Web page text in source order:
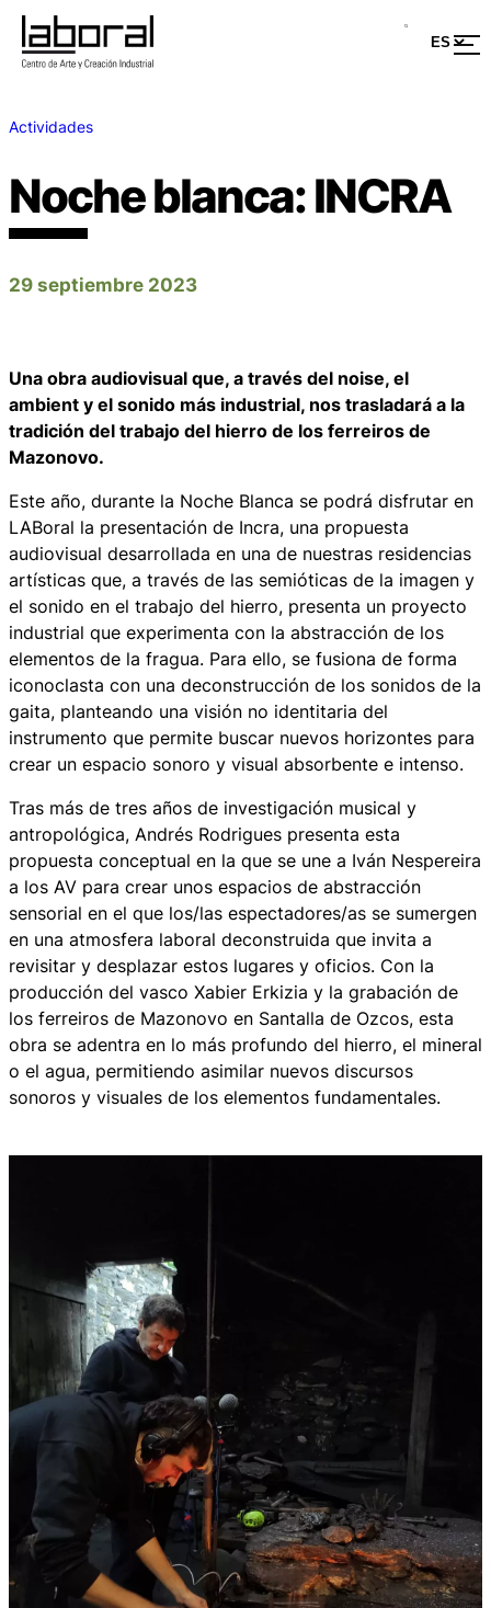
Actividades
Noche blanca: INCRA
29 septiembre 2023
Una obra audiovisual que, a través del noise, el
ambient y el sonido más industrial, nos trasladará a la
tradición del trabajo del hierro de los ferreiros de
Mazonovo.
Este año, durante la Noche Blanca se podrá disfrutar en
LABoral la presentación de Incra, una propuesta
audiovisual desarrollada en una de nuestras residencias
artísticas que, a través de las semióticas de la imagen y
el sonido en el trabajo del hierro, presenta un proyecto
industrial que experimenta con la abstracción de los
elementos de la fragua. Para ello, se fusiona de forma
iconoclasta con una deconstrucción de los sonidos de la
gaita, planteando una visión no identitaria del
instrumento que permite buscar nuevos horizontes para
crear un espacio sonoro y visual absorbente e intenso.
Tras más de tres años de investigación musical y
antropológica, Andrés Rodrigues presenta esta
propuesta conceptual en la que se une a Iván Nespereira
a los AV para crear unos espacios de abstracción
sensorial en el que los/las espectadores/as se sumergen
en una atmosfera laboral deconstruida que invita a
revisitar y desplazar estos lugares y oficios. Con la
producción del vasco Xabier Erkizia y la grabación de
los ferreiros de Mazonovo en Santalla de Ozcos, esta
obra se adentra en lo más profundo del hierro, el mineral
o el agua, permitiendo asimilar nuevos discursos
sonoros y visuales de los elementos fundamentales.